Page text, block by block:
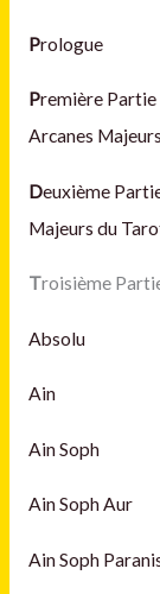
Prologue
Première Partie
Arcanes
Deuxième
Majeurs du
Troisième
Absolu
Ain
Ain Soph
Ain Soph Aur
Ain Soph